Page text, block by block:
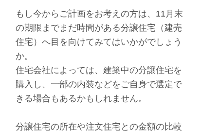
もし今からご計画をお考えの方は、11月末
の期限までまだ時間がある分譲住宅（建売
住宅）へ目を向けてみてはいかがでしょう
か。
住宅会社によっては、建築中の分譲住宅を
購入し、一部の内装などをご自身で選定で
きる場合もあるかもしれません。
分譲住宅の所在や注文住宅との金額の比較